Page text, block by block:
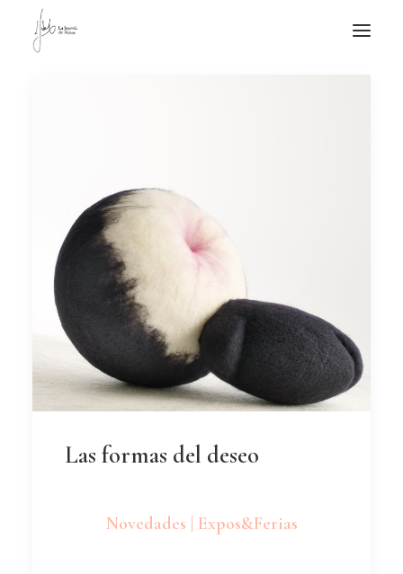
QUIÉN SOY
Las formas del deseo
Novedades | Expos&Ferias